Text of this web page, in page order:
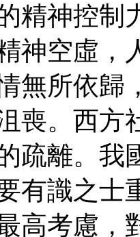
精神控制
神空虛，
無所依歸
喪。西方
疏離。我
有識之士
高考慮，